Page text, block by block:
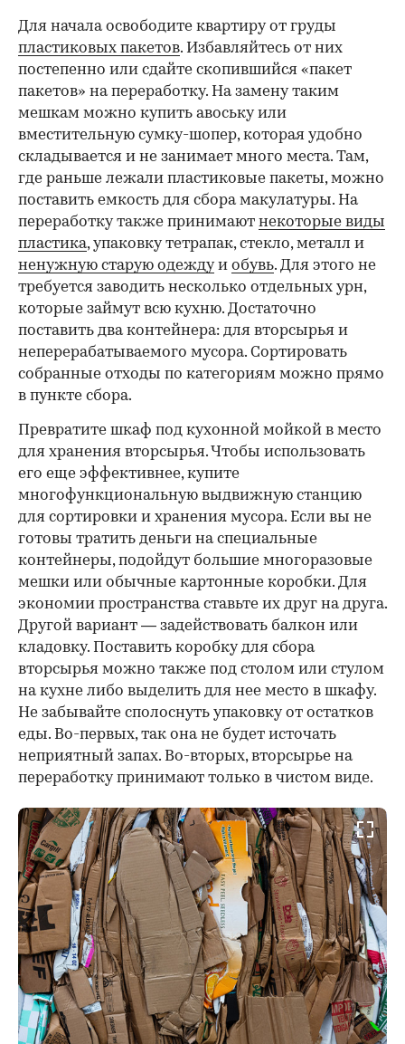
00:00 / 00:00
Для начала освободите квартиру от груды
пластиковых пакетов. Избавляйтесь от них
постепенно или сдайте скопившийся «пакет
пакетов» на переработку. На замену таким
мешкам можно купить авоську или
вместительную сумку-шопер, которая удобно
складывается и не занимает много места. Там,
где раньше лежали пластиковые пакеты, можно
поставить емкость для сбора макулатуры. На
переработку также принимают некоторые виды
пластика, упаковку тетрапак, стекло, металл и
ненужную старую одеждуи обувь. Для этого не
требуется заводить несколько отдельных урн,
которые займут всю кухню. Достаточно
поставить два контейнера: для вторсырья и
неперерабатываемого мусора. Сортировать
собранные отходы по категориям можно прямо
в пункте сбора.
Превратите шкаф под кухонной мойкой в место
для хранения вторсырья. Чтобы использовать
его еще эффективнее, купите
многофункциональную выдвижную станцию
для сортировки и хранения мусора. Если вы не
готовы тратить деньги на специальные
контейнеры, подойдут большие многоразовые
мешки или обычные картонные коробки. Для
экономии пространства ставьте их друг на друга.
Другой вариант — задействовать балкон или
кладовку. Поставить коробку для сбора
вторсырья можно также под столом или стулом
на кухне либо выделить для нее место в шкафу.
Не забывайте сполоснуть упаковку от остатков
еды. Во-первых, так она не будет источать
неприятный запах. Во-вторых, вторсырье на
переработку принимают только в чистом виде.